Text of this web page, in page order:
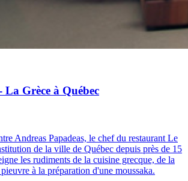
La Grèce à Québec
Andreas Papadeas, le chef du restaurant Le
de la ville de Québec depuis près de 15
les rudiments de la cuisine grecque, de la
à la préparation d'une moussaka.